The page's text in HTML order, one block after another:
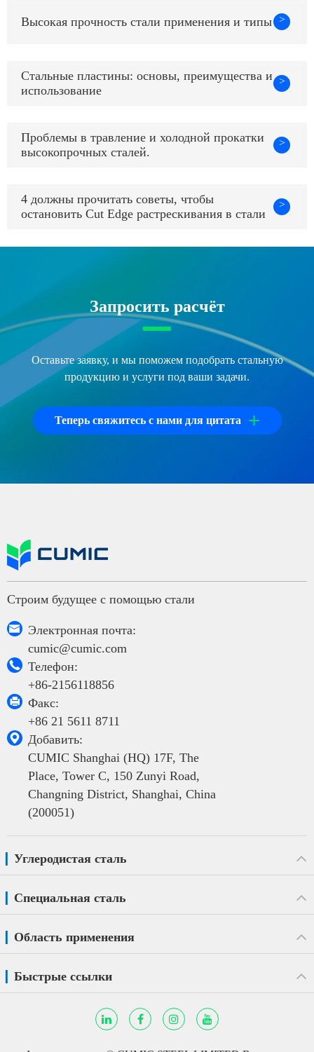
Высокая прочность стали применения и типы >
Стальные пластины: основы, преимущества и
использование
>
Проблемы в травление и холодной прокатки
высокопрочных сталей.
>
4 должны прочитать советы, чтобы
остановить Cut Edge растрескивания в стали
>
Запросить расчёт
Оставьте заявку, и мы поможем подобрать стальную
продукцию и услуги под ваши задачи.
Теперь свяжитесь с нами для цитата +
Строим будущее с помощью стали

Электронная почта:
cumic@cumic.com

Телефон:
+86-2156118856

Факс:
+86 21 5611 8711

Добавить:
CUMIC Shanghai (HQ) 17F, The
Place, Tower C, 150 Zunyi Road,
Changning District, Shanghai, China
(200051)
Углеродистая сталь
Специальная сталь
Область применения
Быстрые ссылки